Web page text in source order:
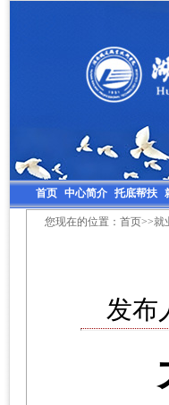
首页 中心简介 托底帮扶
您现在的位置：首页>>就
发布